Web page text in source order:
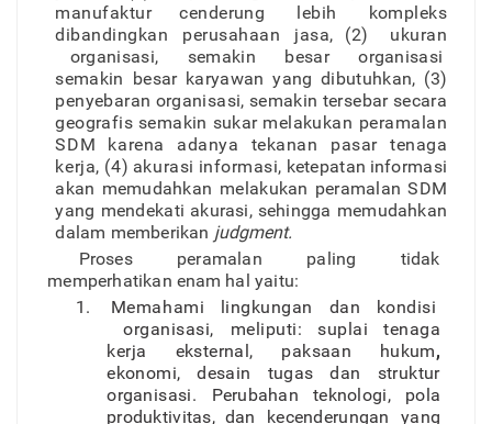
manufakturcenderung lebih kompleks
dibandingkan perusahaan jasa, (2) ukuran
organisasi, semakin besarorganisasi
semakin besar karyawanyangdibutuhkan, (3)
penyebaran organisasi, semakin tersebar secara
geografis semakin sukar melakukan peramalan
SDM karena adanya tekanan pasar tenaga
kerja, (4) akurasi informasi, ketepatan informasi
akan memudahkan melakukan peramalan SDM
yang mendekati akurasi, sehingga memudahkan
dalam memberikan judgment.
Proses peramalan paling tidak
memperhatikan enam hal yaitu:
1 . Memahami lingkungan dan kondisi
organisasi, meliputi: suplai tenaga
kerja eksternal , paksaan hukum,
ekonomi,desain tugasdan struktur
organisasi. Perubahanteknologi, pol a
produktivitas, dan kecenderungan yang